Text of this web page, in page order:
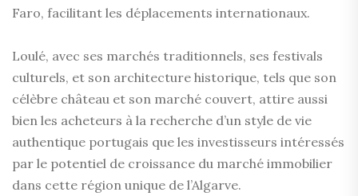
Faro, facilitant les déplacements internationaux.
Loulé, avec ses marchés traditionnels, ses festivals
culturels, et son architecture historique, tels que son
célèbre château et son marché couvert, attire aussi
bien les acheteurs à la recherche d’un style de vie
authentique portugais que les investisseurs intéressés
par le potentiel de croissance du marché immobilier
dans cette région unique de l’Algarve.